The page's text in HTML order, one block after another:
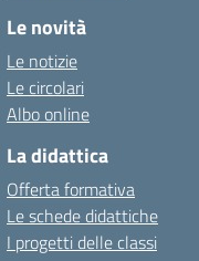
Le novità
Le notizie
Le circolari
Albo online
La didattica
Offerta formativa
Le schede didattiche
I progetti delle classi